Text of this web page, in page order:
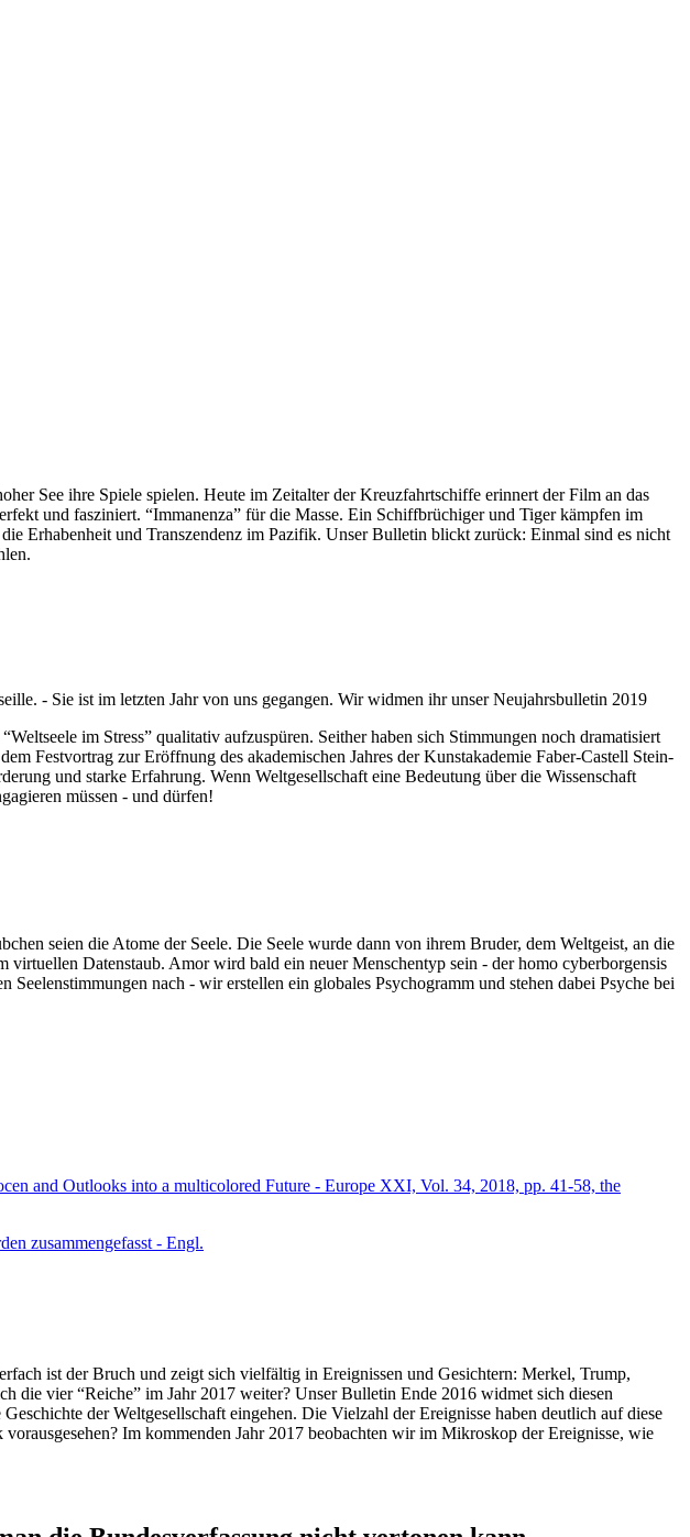
See ihre Spiele spielen. Heute im Zeitalter der Kreuzfahrtschiffe erinnert der Film an das
und fasziniert. “Immanenza” für die Masse. Ein Schiffbrüchiger und Tiger kämpfen im
Erhabenheit und Transzendenz im Pazifik. Unser Bulletin blickt zurück: Einmal sind es nicht
- Sie ist im letzten Jahr von uns gegangen. Wir widmen ihr unser Neujahrsbulletin 2019
im Stress” qualitativ aufzuspüren. Seither haben sich Stimmungen noch dramatisiert
Festvortrag zur Eröffnung des akademischen Jahres der Kunstakademie Faber-Castell Stein-
und starke Erfahrung. Wenn Weltgesellschaft eine Bedeutung über die Wissenschaft
müssen - und dürfen!
seien die Atome der Seele. Die Seele wurde dann von ihrem Bruder, dem Weltgeist, an die
Datenstaub. Amor wird bald ein neuer Menschentyp sein - der homo cyberborgensis
nach - wir erstellen ein globales Psychogramm und stehen dabei Psyche bei
and Outlooks into a multicolored Future - Europe XXI, Vol. 34, 2018, pp. 41-58, the
zusammengefasst - Engl.
ist der Bruch und zeigt sich vielfältig in Ereignissen und Gesichtern: Merkel, Trump,
die vier “Reiche” im Jahr 2017 weiter? Unser Bulletin Ende 2016 widmet sich diesen
der Weltgesellschaft eingehen. Die Vielzahl der Ereignisse haben deutlich auf diese
Im kommenden Jahr 2017 beobachten wir im Mikroskop der Ereignisse, wie